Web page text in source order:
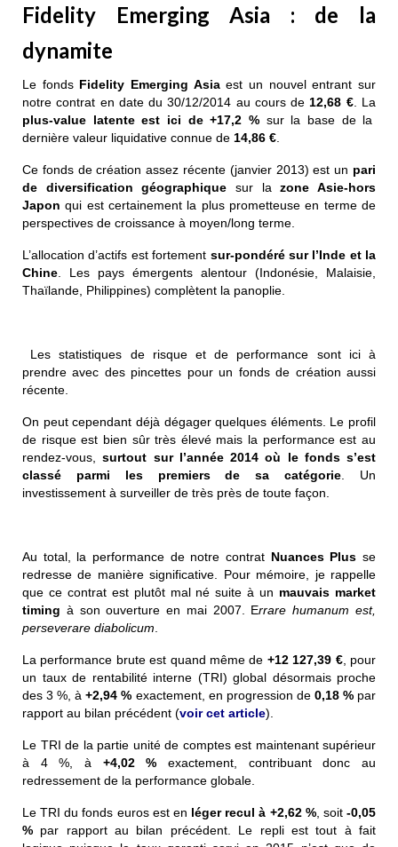
Fidelity Emerging Asia : de la
dynamite
Le fonds Fidelity Emerging Asiaest un nouvel entrant sur
notre contrat en date du 30/12/2014 au cours de 12,68 €. La
plus-value latente est ici de +17,2 % sur la base de la
dernière valeur liquidative connue de 14,86 €
Ce fonds de création assez récente (janvier 2013) est un pari
de diversification géographique sur lazone Asie-hors
Japon qui est certainement la plus prometteuse en terme de
perspectives de croissance à moyen/long terme.
L’allocation d’actifs est fortement sur-pondéré sur l’Inde et la
Chine . Les pays émergents alentour (Indonésie, Malaisie,
Thaïlande, Philippines) complètent la panoplie.
Les statistiques de risque et de performance sont ici à
prendre avec des pincettes pour un fonds de création aussi
récente.
On peut cependant déjà dégager quelques éléments. Le profil
de risque est bien sûr très élevé mais la performance est au
rendez-vous,surtout sur l’année 2014 où le fonds s’est
classé parmi les premiers de sa catégorie . Un
investissement à surveiller de très près de toute façon.
Au total, la performance de notre contrat Nuances Plus se
redresse de manière significative. Pour mémoire, je rappelle
que ce contrat est plutôt mal né suite à un mauvais market
timing à son ouverture en mai 2007. Errare humanum est,
perseverare diabolicum
La performance brute est quand même de +12 127,39 €, pour
un taux de rentabilité interne (TRI) global désormais proche
des 3 %, à+2,94 % exactement, en progression de 0,18 %par
rapport au bilan précédent (voir cet article).
Le TRI de la partie unité de comptes est maintenant supérieur
à 4 %, à +4,02 % exactement, contribuant donc au
redressement de la performance globale.
Le TRI du fonds euros est en léger recul à +2,62 %, soit-0,05
% par rapport au bilan précédent. Le repli est tout à fait